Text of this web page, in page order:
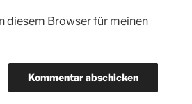
diesem Browser für meinen